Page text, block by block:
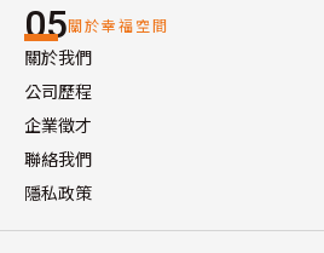
05關於幸福空間
關於我們
公司歷程
企業徵才
聯絡我們
隱私政策